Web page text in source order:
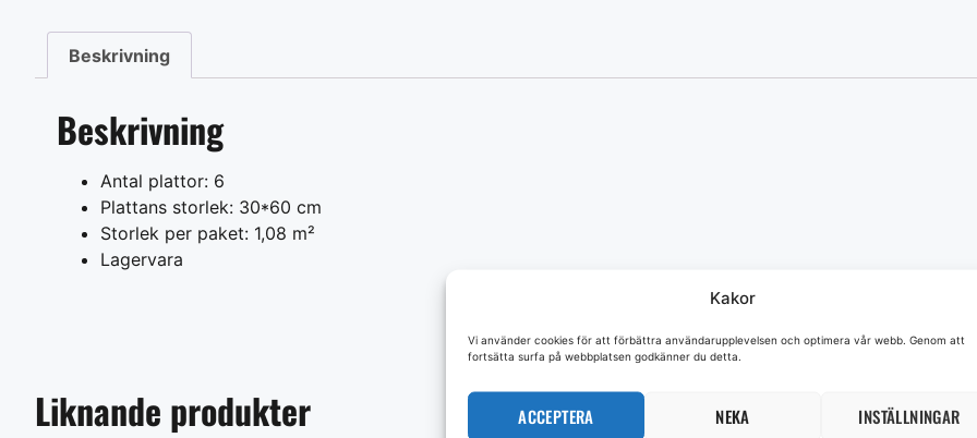
Kakor
Vi använder cookies för att förbättra användarupplevelsen och optimera vår webb. Genom att
fortsätta surfa på webbplatsen godkänner du detta.
ACCEPTERA NEKA INSTÄLLNINGAR
Beskrivning
Beskrivning
Antal plattor: 6
Plattans storlek: 30*60 cm
Storlek per paket: 1,08 m²
Lagervara
Liknande produkter